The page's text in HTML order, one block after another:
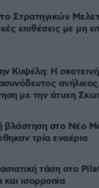
Στρατηγικών
επιθέσεις με μη
Κυψέλη: Η
με την άτυχη
βλάστηση στο Νέο
τρία εναέρια
τάση στο
και ισορροπία